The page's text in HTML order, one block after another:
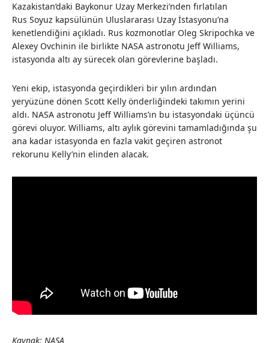
Kazakistan’daki Baykonur Uzay Merkezi’nden fırlatılan
Rus Soyuz kapsülünün Uluslararası Uzay İstasyonu’na
kenetlendiğini açıkladı. Rus kozmonotlar Oleg Skripochka ve
Alexey Ovchinin ile birlikte NASA astronotu Jeff Williams,
istasyonda altı ay sürecek olan görevlerine başladı.
Yeni ekip, istasyonda geçirdikleri bir yılın ardından
yeryüzüne dönen Scott Kelly önderliğindeki takımın yerini
aldı. NASA astronotu Jeff Williams’ın bu istasyondaki üçüncü
görevi oluyor. Williams, altı aylık görevini tamamladığında şu
ana kadar istasyonda en fazla vakit geçiren astronot
rekorunu Kelly’nin elinden alacak.
Kaynak: NASA